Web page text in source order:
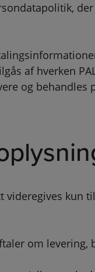
af hverken
og behandles
videregives kun
om levering,